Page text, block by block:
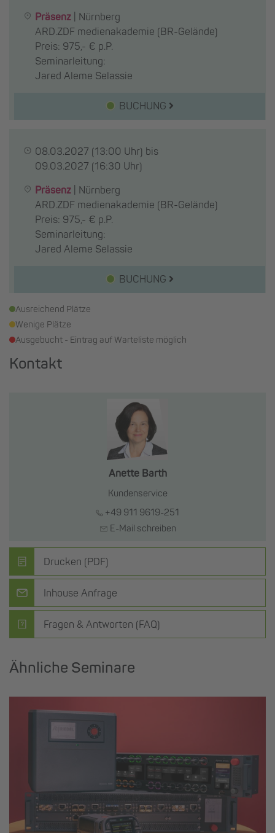
Präsenz
Nürnberg
ARD.ZDF medienakademie (BR-Gelände)
Preis: 975,- € p.P.
Seminarleitung:
Jared Aleme Selassie
BUCHUNG
08.03.2027 (13:00 Uhr) bis
09.03.2027 (16:30 Uhr)
Präsenz
Nürnberg
ARD.ZDF medienakademie (BR-Gelände)
Preis: 975,- € p.P.
Seminarleitung:
Jared Aleme Selassie
BUCHUNG
Ausreichend Plätze
Wenige Plätze
Ausgebucht - Eintrag auf Warteliste möglich
Kontakt
Anette Barth
Kundenservice
+49 911 9619-251
E-Mail schreiben
Drucken (PDF)
Inhouse Anfrage
Fragen & Antworten (FAQ)
Ähnliche Seminare